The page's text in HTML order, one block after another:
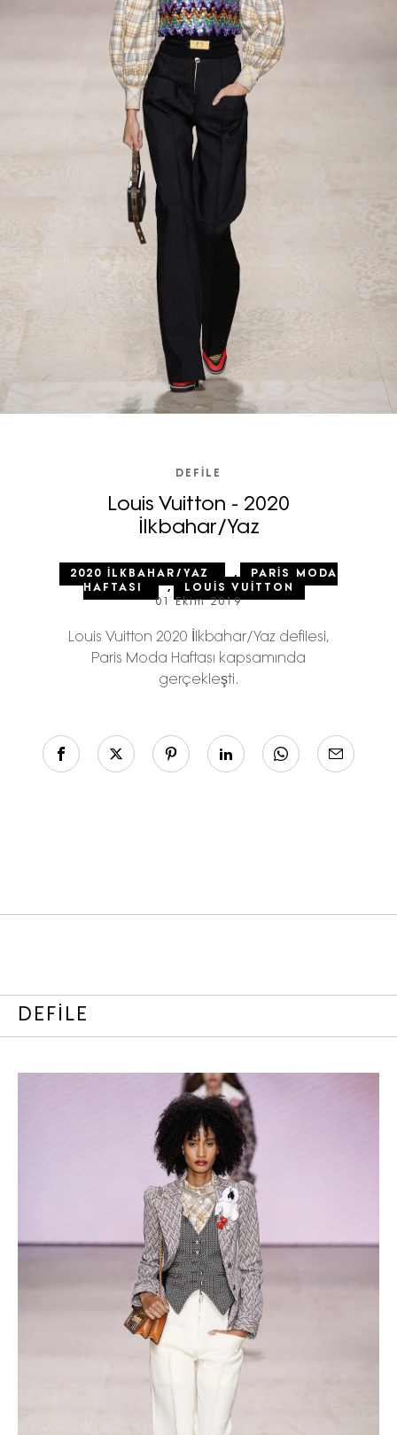
DEFILE
Louis Vuitton - 2020
İlkbahar/Yaz
2020 İLKBAHAR/YAZ ,
PARIS MODA
HAFTASI
,
LOUIS VUITTON
01 Ekim 2019
Louis Vuitton 2020 İlkbahar/Yaz defilesi,
Paris Moda Haftası kapsamında
gerçekleşti.
DEFİLE